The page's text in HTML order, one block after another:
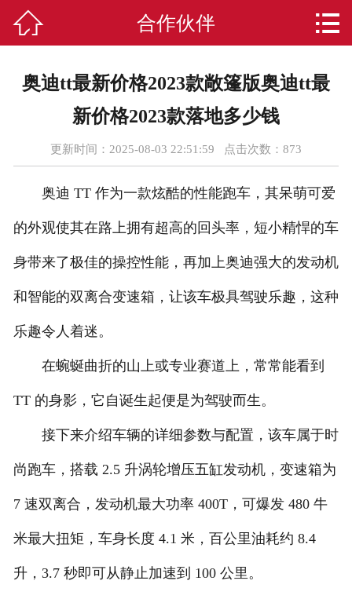
印刷系列
新闻资讯
印刷设备
合作伙伴
服务承诺
在线留言
 合作伙伴 
奥迪tt最新价格2023款敞篷版奥迪tt最
新价格2023款落地多少钱
更新时间：2025-08-03 22:51:59 点击次数： 873
奥迪 TT 作为一款炫酷的性能跑车，其呆萌可爱
的外观使其在路上拥有超高的回头率，短小精悍的车
身带来了极佳的操控性能，再加上奥迪强大的发动机
和智能的双离合变速箱，让该车极具驾驶乐趣，这种
乐趣令人着迷。
在蜿蜒曲折的山上或专业赛道上，常常能看到
TT 的身影，它自诞生起便是为驾驶而生。
接下来介绍车辆的详细参数与配置，该车属于时
尚跑车，搭载 2.5 升涡轮增压五缸发动机，变速箱为
7 速双离合，发动机最大功率 400T，可爆发 480 牛
米最大扭矩，车身长度 4.1 米，百公里油耗约 8.4
升，3.7 秒即可从静止加速到 100 公里。